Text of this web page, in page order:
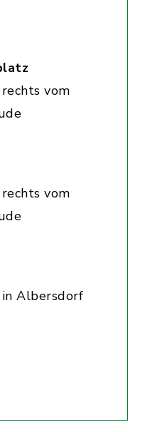
vom
vom
Albersdorf